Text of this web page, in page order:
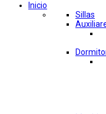
Inicio
Sillas